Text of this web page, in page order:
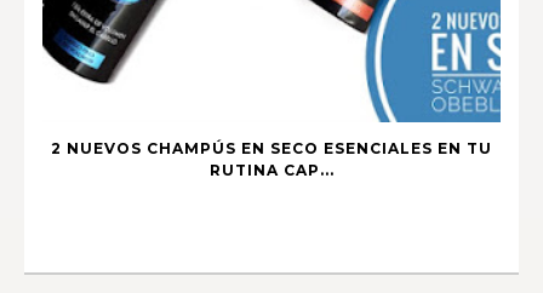
2 NUEVOS CHAMPÚS EN SECO ESENCIALES EN TU
RUTINA CAP...